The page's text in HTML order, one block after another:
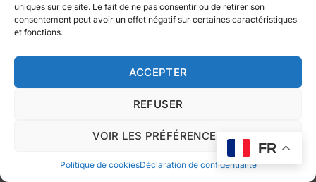
uniques sur ce site. Le fait de ne pas consentir ou de retirer son
consentement peut avoir un effet négatif sur certaines caractéristiques
et fonctions.
ACCEPTER
REFUSER
VOIR LES PRÉFÉRENCES
Politique de cookiesDéclaration de confidentialité
by Erwan Huhardeaux 5 juin 2020
bien ciblée, qui adresse un message clair sur un
produit, un service, avec des arguments bien établis.
Plus..
FR